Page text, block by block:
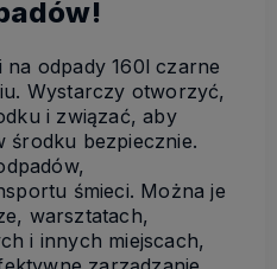
na odpady 160l czarne
Wystarczy otworzyć,
i związać, aby
środku bezpiecznie.
śmieci. Można je
warsztatach,
i innych miejscach,